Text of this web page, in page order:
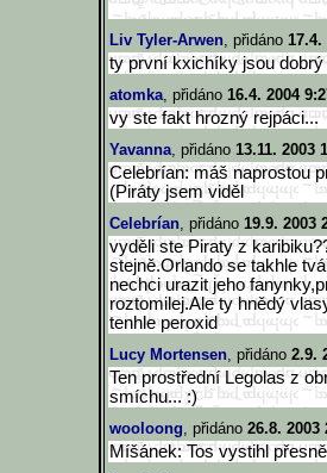
Liv Tyler-Arwen, přidáno 17.4.
ty první kxichíky jsou
atomka, přidáno 16.4. 2004
vy ste fakt hrozný rejpáci...
Yavanna, přidáno 13.11. 2003
Celebrían: máš naprostou
(Piráty jsem viděl
Celebrían, přidáno 19.9. 2003
vyděli ste Piraty z
stejně.Orlando se takhle
nechci urazit jeho
roztomilej.Ale ty hnědý
tenhle peroxid
Lucy Mortensen, přidáno 2.9.
Ten prostřední Legolas z
smíchu... :)
wooloong, přidáno 26.8. 2003
Míšánek: Tos vystihl